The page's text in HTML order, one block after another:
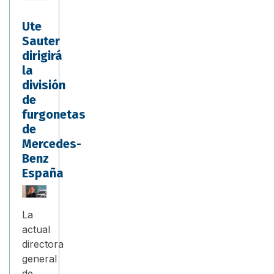
Ute
Sauter
dirigirá
la
división
de
furgonetas
de
Mercedes-
Benz
España
La
actual
directora
general